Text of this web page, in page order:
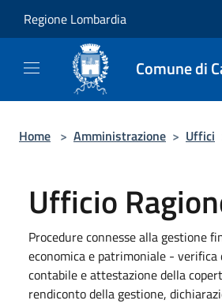
Regione Lombardia
Comune di
Home > Amministrazione > Uffici
Ufficio
Procedure connesse alla gestione
economica e patrimoniale -
contabile e attestazione della
rendiconto della gestione,